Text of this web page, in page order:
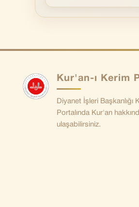
Kur'an-ı Kerim
Diyanet İşleri Başkanlığı
Portalında Kur'an
ulaşabilirsiniz.